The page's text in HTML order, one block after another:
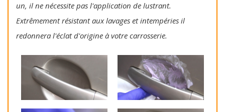
un, il ne nécessite pas l'application de lustrant.
Extrêmement résistant aux lavages et intempéries il
redonnera l'éclat d'origine à votre carrosserie.